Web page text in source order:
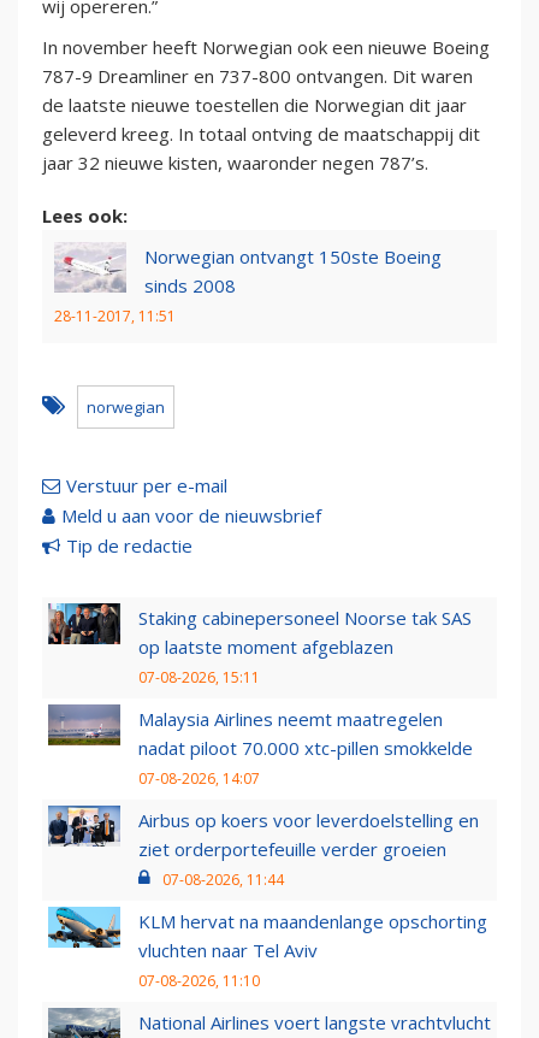
wij opereren.”
In november heeft Norwegian ook een nieuwe Boeing
787-9 Dreamliner en 737-800 ontvangen. Dit waren
de laatste nieuwe toestellen die Norwegian dit jaar
geleverd kreeg. In totaal ontving de maatschappij dit
jaar 32 nieuwe kisten, waaronder negen 787’s.
Lees ook:
Norwegian ontvangt 150ste Boeing
sinds 2008
28-11-2017, 11:51
norwegian
Verstuur per e-mail
Meld u aan voor de nieuwsbrief
Tip de redactie
Staking cabinepersoneel Noorse tak SAS
op laatste moment afgeblazen
07-08-2026, 15:11
Malaysia Airlines neemt maatregelen
nadat piloot 70.000 xtc-pillen smokkelde
07-08-2026, 14:07
Airbus op koers voor leverdoelstelling en
ziet orderportefeuille verder groeien
07-08-2026, 11:44
KLM hervat na maandenlange opschorting
vluchten naar Tel Aviv
07-08-2026, 11:10
National Airlines voert langste vrachtvlucht